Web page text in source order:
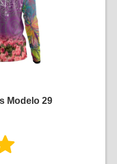
Modelo 29